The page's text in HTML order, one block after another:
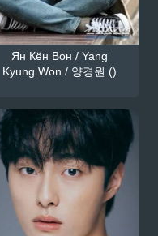
Ян Кён Вон / Yang
Kyung Won / 양경원 ()